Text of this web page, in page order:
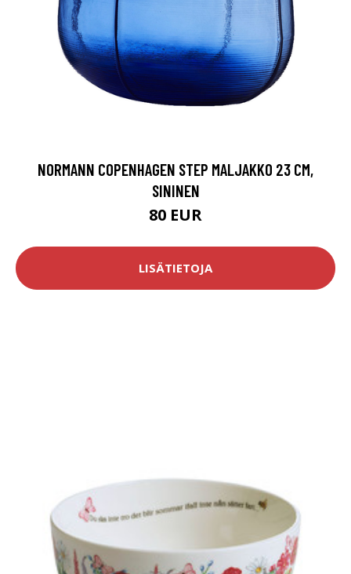
NORMANN COPENHAGEN STEP MALJAKKO 23 CM,
SININEN
80 EUR
LISÄTIETOJA